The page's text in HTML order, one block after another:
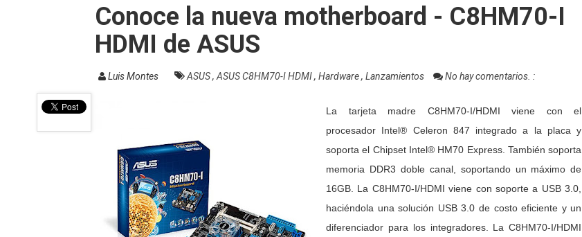
Conoce la nueva motherboard - C8HM70-I
HDMI de ASUS
Luis Montes ASUS, ASUS C8HM70-I HDMI, Hardware, Lanzamientos No hay comentarios. :
La tarjeta madre C8HM70-I/HDMI viene con el
procesador Intel® Celeron 847 integrado a la placa y
soporta el Chipset Intel® HM70 Express. También soporta
memoria DDR3 doble canal, soportando un máximo de
16GB. La C8HM70-I/HDMI viene con soporte a USB 3.0,
haciéndola una solución USB 3.0 de costo eficiente y un
diferenciador para los integradores. La C8HM70-I/HDMI